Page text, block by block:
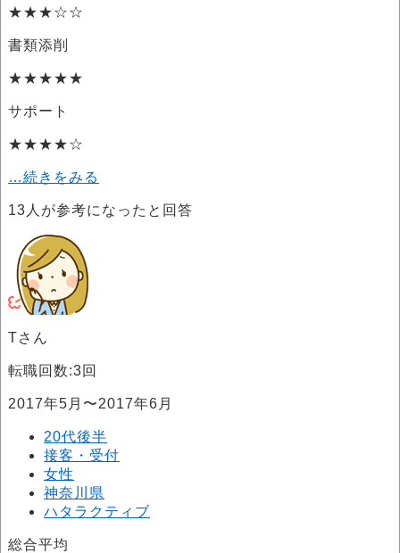
★★★☆☆
書類添削
★★★★★
サポート
★★★★☆
…続きをみる
13 人が参考になったと回答
Tさん
転職回数:3回
2017年5月〜2017年6月
20代後半
接客・受付
女性
神奈川県
ハタラクティブ
総合平均